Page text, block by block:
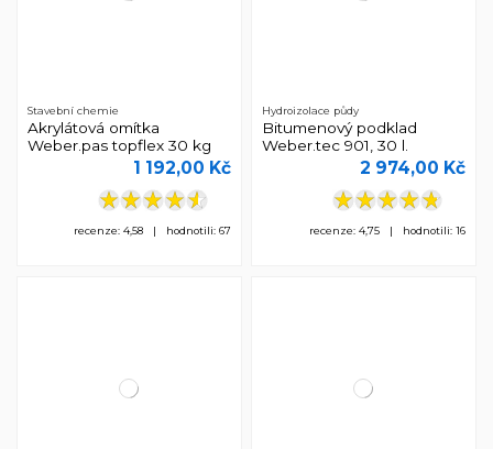
Stavební chemie
Akrylátová omítka
Weber.pas topflex 30 kg
1 192,00 Kč
recenze: 4,58 | hodnotili: 67
Hydroizolace půdy
Bitumenový podklad
Weber.tec 901, 30 l.
2 974,00 Kč
recenze: 4,75 | hodnotili: 16